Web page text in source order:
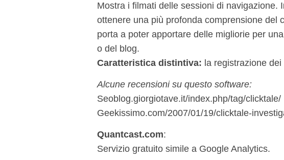
Mostra i filmati delle sessioni di navigazione.
ottenere una più profonda comprensione del
porta a poter apportare delle migliorie per
o del blog.
Caratteristica distintiva: la registrazione dei
Alcune recensioni su questo software:
Seoblog.giorgiotave.it/index.php/tag/clicktale/
Geekissimo.com/2007/01/19/clicktale-
Quantcast.com:
Servizio gratuito simile a Google Analytics.